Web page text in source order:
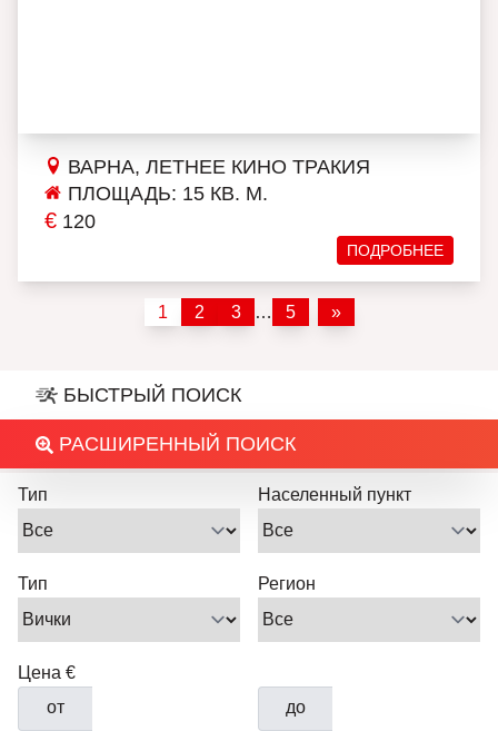
ВАРНА, ЛЕТНЕЕ КИНО ТРАКИЯ
ПЛОЩАДЬ: 15 КВ. М.
€ 120
ПОДРОБНЕЕ
1 2 3 … 5 »
БЫСТРЫЙ ПОИСК
РАСШИРЕННЫЙ ПОИСК
Тип Населенный пункт
Тип Регион
Цена €
от
до